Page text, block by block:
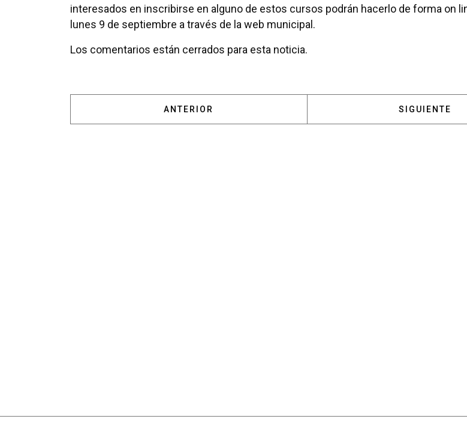
interesados en inscribirse en alguno de estos cursos podrán hacerlo de forma on
lunes 9 de septiembre a través de la web municipal.
Los comentarios están cerrados para esta noticia.
ARTÍCULO ANTERIOR: EL CUBO OFRECE UNA ASESORÍA DE
ANTERIOR ARTÍCULO
SIGUIENTE